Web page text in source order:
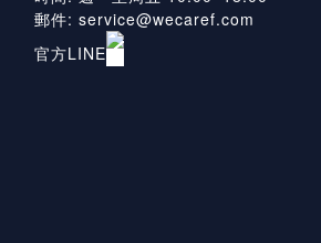
郵件: service@wecaref.com
官方LINE